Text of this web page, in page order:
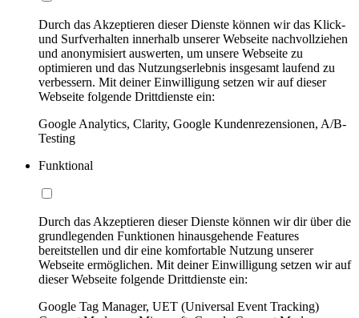
Durch das Akzeptieren dieser Dienste können wir das Klick-
und Surfverhalten innerhalb unserer Webseite nachvollziehen
und anonymisiert auswerten, um unsere Webseite zu
optimieren und das Nutzungserlebnis insgesamt laufend zu
verbessern. Mit deiner Einwilligung setzen wir auf dieser
Webseite folgende Drittdienste ein:
Google Analytics, Clarity, Google Kundenrezensionen, A/B-
Testing
Funktional
Durch das Akzeptieren dieser Dienste können wir dir über die
grundlegenden Funktionen hinausgehende Features
bereitstellen und dir eine komfortable Nutzung unserer
Webseite ermöglichen. Mit deiner Einwilligung setzen wir auf
dieser Webseite folgende Drittdienste ein:
Google Tag Manager, UET (Universal Event Tracking)